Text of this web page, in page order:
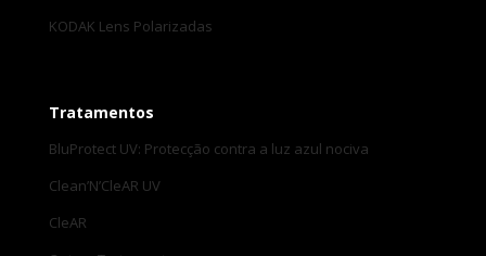
KODAK Lens Polarizadas
Tratamentos
BluProtect UV: Protecção contra a luz azul nociva
Clean’N’CleAR UV
CleAR